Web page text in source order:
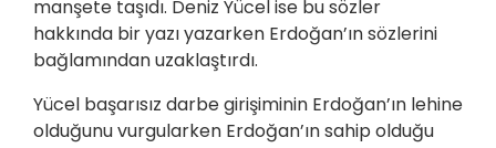
manşete taşıdı. Deniz Yücel ise bu sözler
hakkında bir yazı yazarken Erdoğan’ın sözlerini
bağlamından uzaklaştırdı.
Yücel başarısız darbe girişiminin Erdoğan’ın lehine
olduğunu vurgularken Erdoğan’ın sahip olduğu